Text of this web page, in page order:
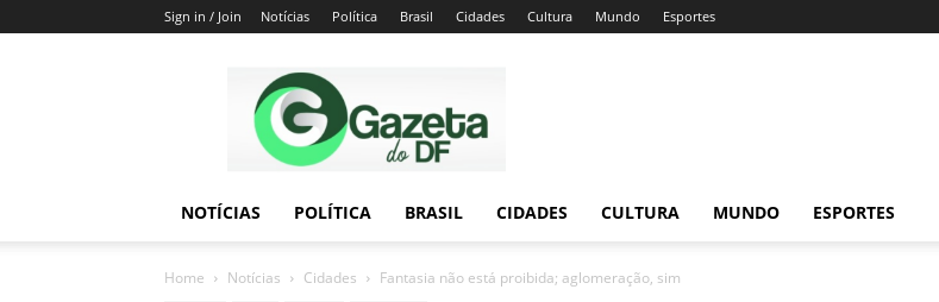
Sign in / Join Notícias Política Brasil Cidades Cultura Mundo Esportes
do
DF
NOTÍCIAS POLÍTICA BRASIL CIDADES CULTURA MUNDO ESPORTES
Home Notícias Cidades Fantasia não está proibida; aglomeração, sim